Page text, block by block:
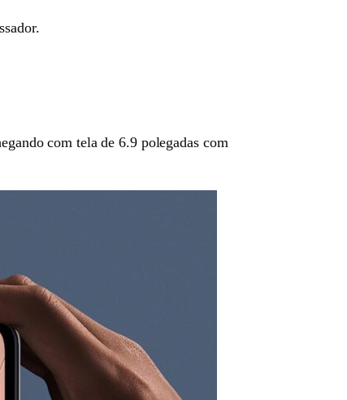
com tela de 6.9 polegadas com